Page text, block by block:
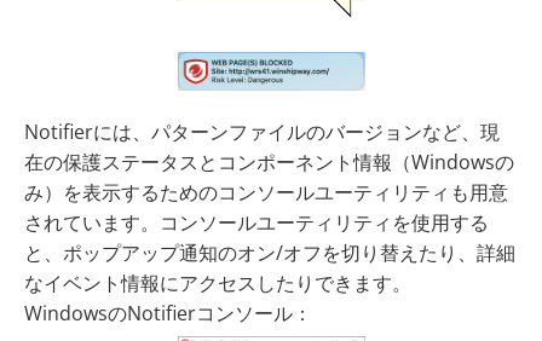
Notifierには、パターンファイルのバージョンなど、現
在の保護ステータスとコンポーネント情報（Windowsの
み）を表示するためのコンソールユーティリティも用意
されています。コンソールユーティリティを使用する
と、ポップアップ通知のオン/オフを切り替えたり、詳細
なイベント情報にアクセスしたりできます。
WindowsのNotifierコンソール：